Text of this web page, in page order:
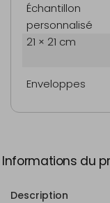
Échantillon
personnalisé
21 × 21 cm
Enveloppes
Informations du
Description